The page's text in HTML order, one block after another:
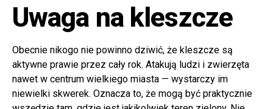
Uwaga na kleszcze
Obecnie nikogo nie powinno dziwić, że kleszcze są
aktywne prawie przez cały rok. Atakują ludzi i zwierzęta
nawet w centrum wielkiego miasta — wystarczy im
niewielki skwerek. Oznacza to, że mogą być praktycznie